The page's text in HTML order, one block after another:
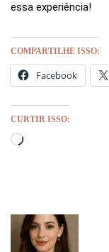
essa experiência!
COMPARTILHE ISSO:
Facebook
CURTIR ISSO: